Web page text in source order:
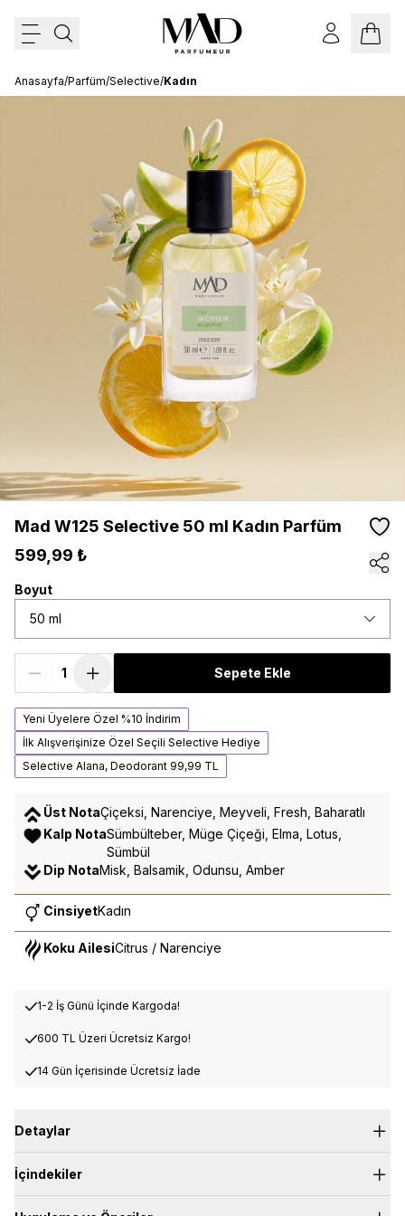
Anasayfa/Parfüm/Selective/Kadın
Mad W125 Selective 50 ml Kadın Parfüm
599,99 ₺
Boyut
50 ml
Sepete Ekle
Yeni Üyelere Özel %10 İndirim
İlk Alışverişinize Özel Seçili Selective Hediye
Selective Alana, Deodorant 99,99 TL
Üst NotaÇiçeksi, Narenciye, Meyveli, Fresh, Baharatlı
Kalp NotaSümbülteber, Müge Çiçeği, Elma, Lotus,
Sümbül
Dip NotaMisk, Balsamik, Odunsu, Amber
CinsiyetKadın
Koku AilesiCitrus / Narenciye
1-2 İş Günü İçinde Kargoda!
600 TL Üzeri Ücretsiz Kargo!
14 Gün İçerisinde Ücretsiz İade
Detaylar
Kalp Nota:
Dip Nota:Misk, Balsamik, Odunsu, Amber
İçindekiler